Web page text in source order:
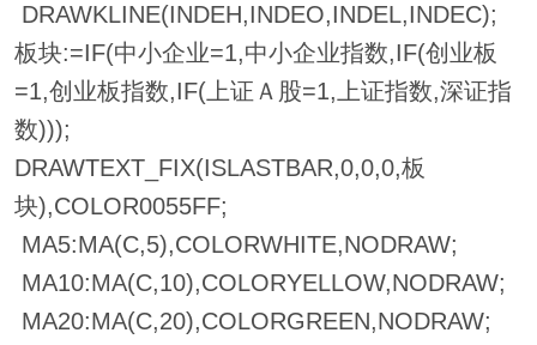
DRAWKLINE(INDEH,INDEO,INDEL,INDEC);
板块:=IF(中小企业=1,中小企业指数,IF(创业板
=1,创业板指数,IF(上证Ａ股=1,上证指数,深证指
数)));
DRAWTEXT_FIX(ISLASTBAR,0,0,0,板
块),COLOR0055FF;
MA5:MA(C,5),COLORWHITE,NODRAW;
MA10:MA(C,10),COLORYELLOW,NODRAW;
MA20:MA(C,20),COLORGREEN,NODRAW;